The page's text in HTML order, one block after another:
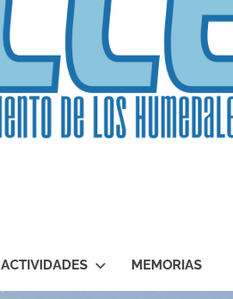
ACTIVIDADES MEMORIAS